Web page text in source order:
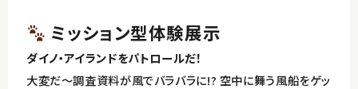
ミッション型体験展示
ダイノ・アイランドをパトロールだ！
大変だ～調査資料が風でバラバラに!? 空中に舞う風船をゲッ